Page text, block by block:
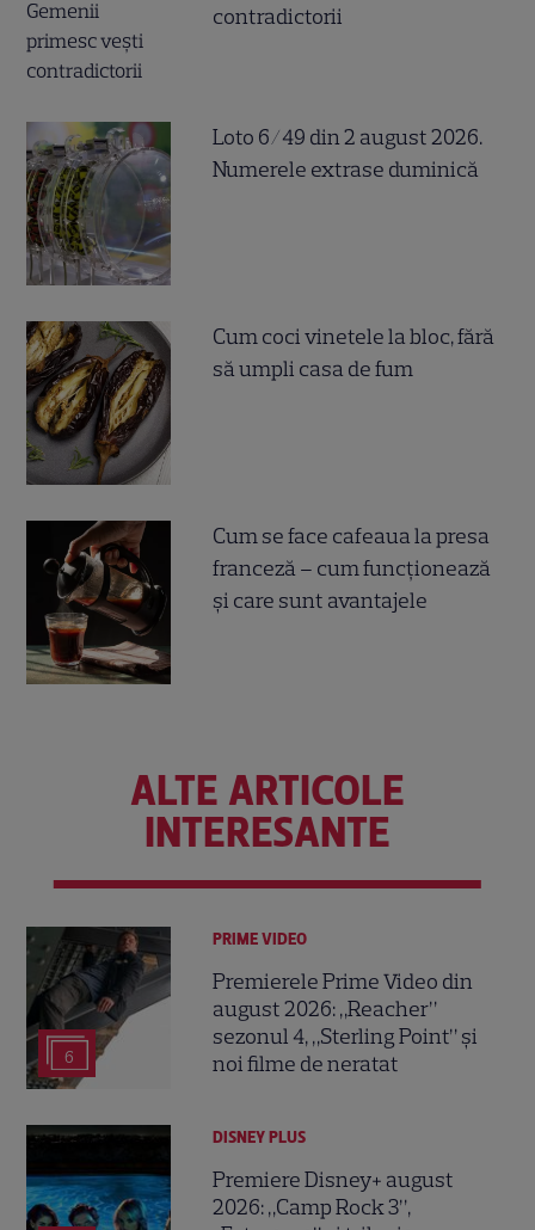
contradictorii
Loto 6/49 din 2 august 2026.
Numerele extrase duminică
Cum coci vinetele la bloc, fără
să umpli casa de fum
Cum se face cafeaua la presa
franceză – cum funcționează
și care sunt avantajele
ALTE ARTICOLE
INTERESANTE
6
PRIME VIDEO
Premierele Prime Video din
august 2026: „Reacher”
sezonul 4, „Sterling Point” și
noi filme de neratat
DISNEY PLUS
Premiere Disney+ august
2026: „Camp Rock 3”,